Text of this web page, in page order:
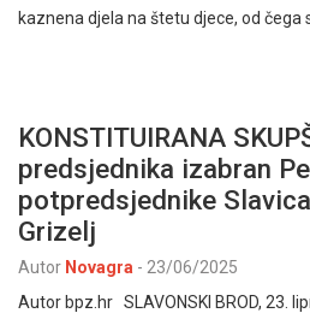
kaznena djela na štetu djece, od čega
KONSTITUIRANA
predsjednika izabran
potpredsjednike
Grizelj
Autor Novagra - 23/06/2025
Autor bpz.hr SLAVONSKI BROD, 23.